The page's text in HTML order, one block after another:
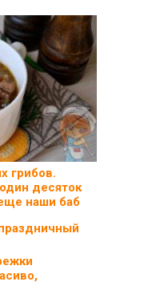
грибов.
десяток
наши баб